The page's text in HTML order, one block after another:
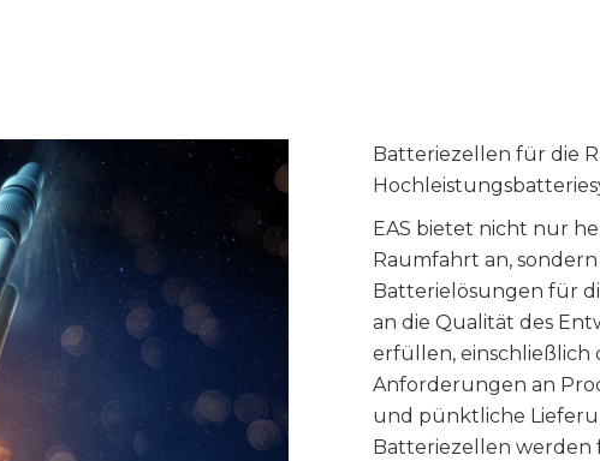
Batteriezellen für die
EAS bietet nicht nur
Raumfahrt an,
Batterielösungen für
an die Qualität des
erfüllen, einschließlich
Anforderungen an
und pünktliche
Batteriezellen